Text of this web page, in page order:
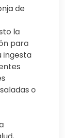
de
la
para
ingesta
o